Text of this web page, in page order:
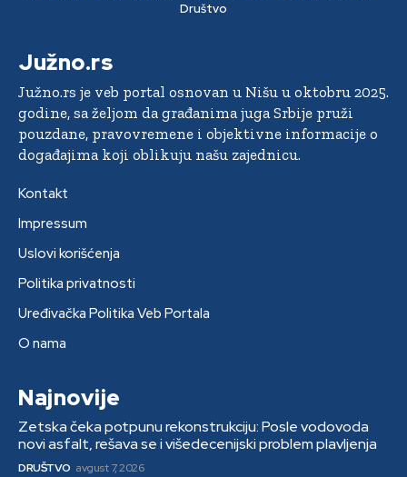
Društvo
Južno.rs
Južno.rs je veb portal osnovan u Nišu u oktobru 2025.
godine, sa željom da građanima juga Srbije pruži
pouzdane, pravovremene i objektivne informacije o
događajima koji oblikuju našu zajednicu.
Kontakt
Impressum
Uslovi korišćenja
Politika privatnosti
Uređivačka Politika Veb Portala
O nama
Najnovije
Zetska čeka potpunu rekonstrukciju: Posle vodovoda
novi asfalt, rešava se i višedecenijski problem plavljenja
DRUŠTVO avgust 7, 2026